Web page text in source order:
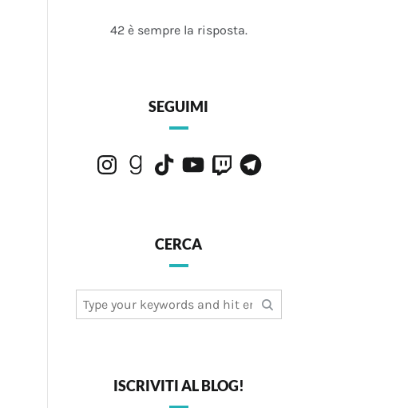
42 è sempre la risposta.
SEGUIMI
InstagramGoodreads
TikTokYouTubeTwitchTelegram
CERCA
for:
ISCRIVITI AL BLOG!